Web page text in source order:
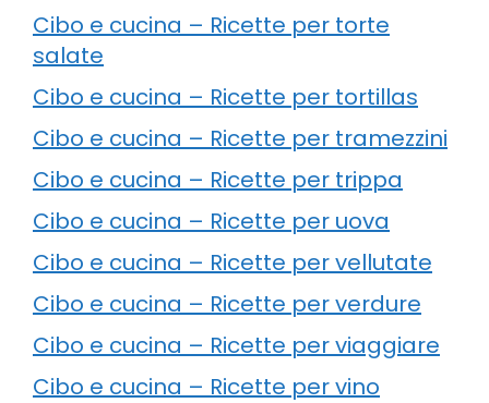
Cibo e cucina – Ricette per torte
salate
Cibo e cucina – Ricette per tortillas
Cibo e cucina – Ricette per tramezzini
Cibo e cucina – Ricette per trippa
Cibo e cucina – Ricette per uova
Cibo e cucina – Ricette per vellutate
Cibo e cucina – Ricette per verdure
Cibo e cucina – Ricette per viaggiare
Cibo e cucina – Ricette per vino